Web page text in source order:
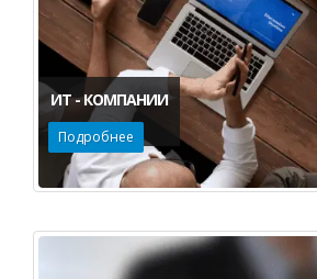
ИТ - КОМПАНИИ
Подробнее